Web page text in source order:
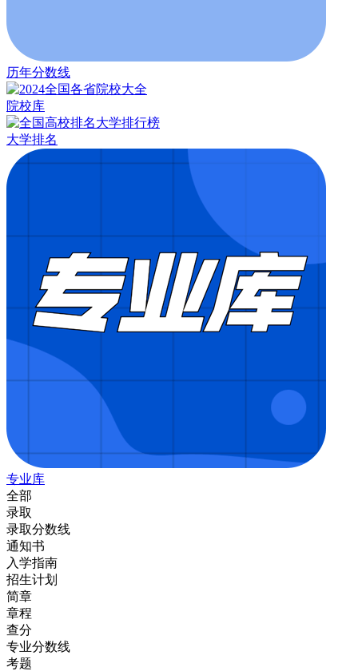
历年分数线
院校库
大学排名
专业库
全部
录取
录取分数线
通知书
入学指南
招生计划
简章
章程
查分
专业分数线
考题